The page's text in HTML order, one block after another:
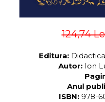
124,74
Editura:
Autor: Ion
Anul
ISBN: 978-